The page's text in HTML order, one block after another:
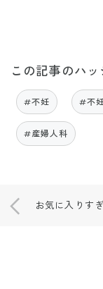
この記事のハ
#不妊 #不
#産婦人科